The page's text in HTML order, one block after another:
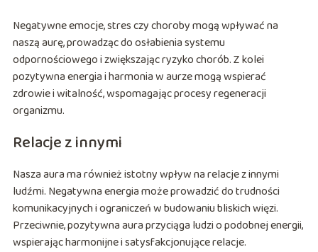
Negatywne emocje, stres czy choroby mogą wpływać na
naszą aurę, prowadząc do osłabienia systemu
odpornościowego i zwiększając ryzyko chorób. Z kolei
pozytywna energia i harmonia w aurze mogą wspierać
zdrowie i witalność, wspomagając procesy regeneracji
organizmu.
Relacje z innymi
Nasza aura ma również istotny wpływ na relacje z innymi
ludźmi. Negatywna energia może prowadzić do trudności
komunikacyjnych i ograniczeń w budowaniu bliskich więzi.
Przeciwnie, pozytywna aura przyciąga ludzi o podobnej energii,
wspierając harmonijne i satysfakcjonujące relacje.